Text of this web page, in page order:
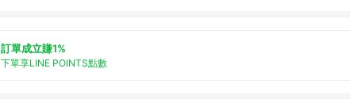
訂單成立賺1%
下單享LINE POINTS點數